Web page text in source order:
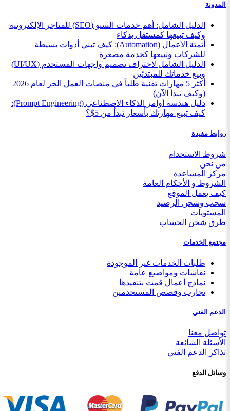
المدونة
الدليل الشامل: أهم خدمات السيو (SEO) للمتاجر الإلكترونية
وكيف تبيعها كمستقل بذكاء
أتمتة الأعمال (Automation): كيف تبني أدوات بسيطة
للشركات وتبيعها كخدمة مصغرة
الدليل الشامل لاحتراف تصميم واجهات المستخدم (UI/UX)
وبيع خدماتك للمبتدئين
أكثر 5 مهارات تقنية طلباً في منصات العمل الحر لعام 2026
(وكيف تبدأ الآن)
دليل هندسة أوامر الذكاء الاصطناعي (Prompt Engineering):
كيف تبيع مهارتك بأسعار تبدأ من 5$؟
روابط مفيدة
شروط الاستخدام
من نحن
مركز المساعدة
الشروط و الأحكام العامة
كيف يعمل الموقع
سحب وشحن الرصيد
المستويات
طرق شحن الحساب
مجتمع الخدمات
طلبات الخدمات غير الموجودة
نقاشات ومواضيع عامة
نماذج أعمال قمت بتنفيذها
تجارب وقصص المستخدمين
الدعم الفني
تواصل معنا
الأسئلة الشائعة
تذاكر الدعم الفني
وسائل الدفع